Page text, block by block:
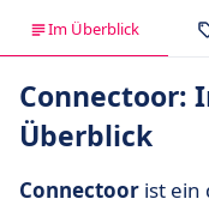
Im Überblick
Connectoor:
Überblick
Connectoor ist ein